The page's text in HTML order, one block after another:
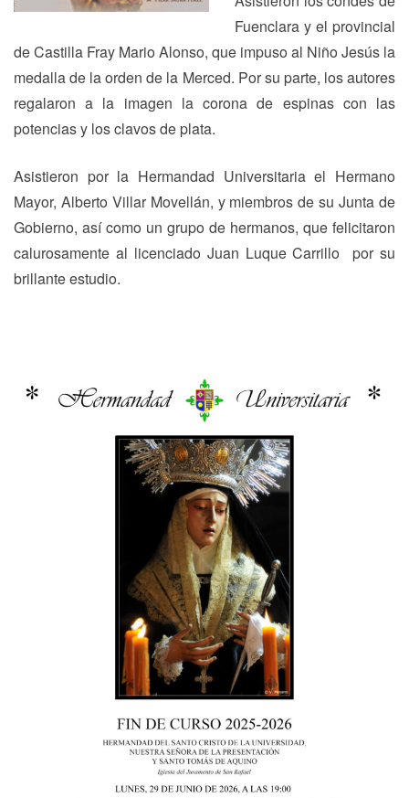
Fuenclara y el provincial
de Castilla Fray Mario Alonso, que impuso al Niño Jesús la
medalla de la orden de la Merced. Por su parte, los autores
regalaron a la imagen la corona de espinas con las
potencias y los clavos de plata.
Asistieron por la Hermandad Universitaria el Hermano
Mayor, Alberto Villar Movellán, y miembros de su Junta de
Gobierno, así como un grupo de hermanos, que felicitaron
calurosamente al licenciado Juan Luque Carrillo por su
brillante estudio.
de
entradas